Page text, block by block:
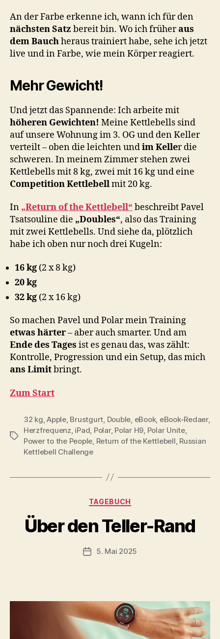
An der Farbe erkenne ich, wann ich für den
nächsten Satz bereit bin. Wo ich früheraus
dem Bauchheraus trainiert habe, sehe ich jetzt
live und in Farbe, wie mein Körper reagiert.
Mehr Gewicht!
Und jetzt das Spannende: Ich arbeite mit
höheren Gewichten! Meine Kettlebells sind
auf unsere Wohnung im 3. OG und den Keller
verteilt – oben die leichten undim Keller die
schweren. In meinem Zimmer stehen zwei
Kettlebells mit 8 kg, zwei mit 16 kg und eine
Competition Kettlebellmit 20 kg.
In „Return of the Kettlebell“ beschreibt Pavel
Tsatsouline die „Doubles“, also das Training
mit zwei Kettlebells. Und siehe da, plötzlich
habe ich oben nur noch drei Kugeln:
16 kg (2 x 8 kg)
20 kg
32 kg (2 x 16 kg)
So machen Pavel und Polar mein Training
etwas härter– aber auch smarter. Und am
Ende des Tages ist es genau das, was zählt:
Kontrolle, Progression und ein Setup, das mich
ans Limitbringt.
Zum Start
Schlagwörter
32 kg ,Apple, Brustgurt Double eBook, eBook-Redaer,
Herzfrequenz iPad Polar, Polar H9 Polar Unite,
Power to the People Return of the Kettlebell Russian
Kettlebell Challenge
Kategorien
TAGEBUCH
Über den Teller-Rand
Beitragsautor
o
b
-
c
n
Beitragsdatum
5. Mai 2025